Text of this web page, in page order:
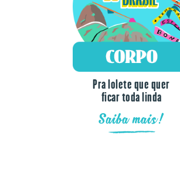
Pra lolete que quer
ficar toda linda
Saiba mais!